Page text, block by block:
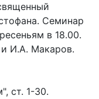
Семинар
в 18.00.
И.А. Макаров.
ст. 1-30.